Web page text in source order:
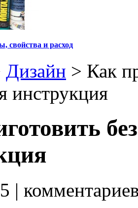
свойства и расход
Дизайн > Как
инструкция
|